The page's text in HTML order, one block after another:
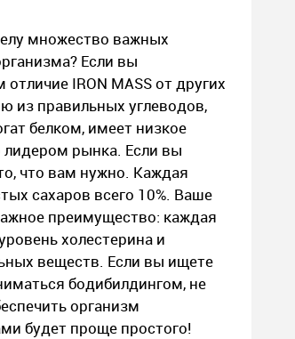
множество важных
Если вы
IRON MASS от других
из правильных углеводов,
белком, имеет низкое
лидером рынка. Если вы
что вам нужно. Каждая
сахаров всего 10%. Ваше
преимущество: каждая
холестерина и
веществ. Если вы ищете
бодибилдингом, не
организм
будет проще простого!